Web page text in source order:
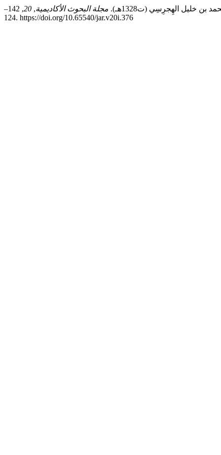
مجلة البحوث الأكاديمية,
20
, 142–
124. https://doi.org/10.65540/jar.v20i.376